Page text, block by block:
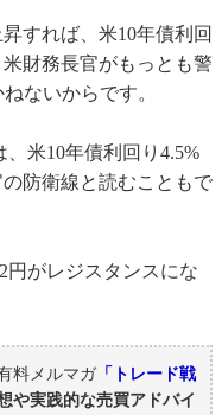
すれば、米10年債利回
財務長官がもっとも警
ないからです。
米10年債利回り4.5%
防衛線と読むこともで
がレジスタンスにな
料メルマガ「トレード戦
や実践的な売買アドバイ